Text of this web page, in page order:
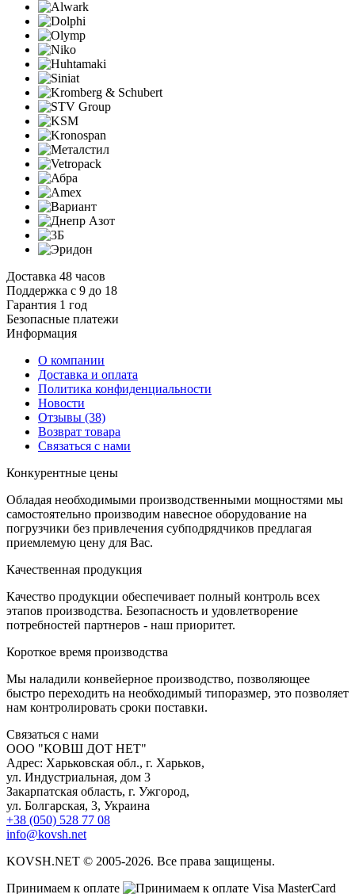
Доставка 48 часов
Поддержка с 9 до 18
Гарантия 1 год
Безопасные платежи
Информация
О компании
Доставка и оплата
Политика конфиденциальности
Новости
Отзывы (38)
Возврат товара
Связаться с нами
Конкурентные цены
Обладая необходимыми производственными мощностями мы
самостоятельно производим навесное оборудование на
погрузчики без привлечения субподрядчиков предлагая
приемлемую цену для Вас.
Качественная продукция
Качество продукции обеспечивает полный контроль всех
этапов производства. Безопасность и удовлетворение
потребностей партнеров - наш приоритет.
Короткое время производства
Мы наладили конвейерное производство, позволяющее
быстро переходить на необходимый типоразмер, это позволяет
нам контролировать сроки поставки.
Связаться с нами
ООО "КОВШ ДОТ НЕТ"
Адрес: Харьковская обл., г. Харьков,
ул. Индустриальная, дом 3
Закарпатская область, г. Ужгород,
ул. Болгарская, 3, Украина
+38 (050) 528 77 08
info@kovsh.net
KOVSH.NET © 2005-2026. Все права защищены.
Принимаем к оплате